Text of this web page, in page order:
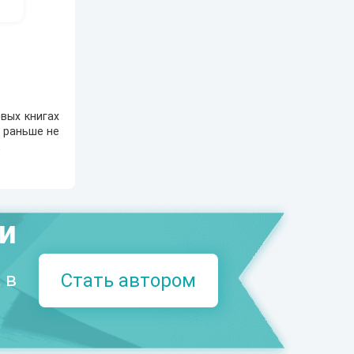
книгах
раньше не
в
Стать автором